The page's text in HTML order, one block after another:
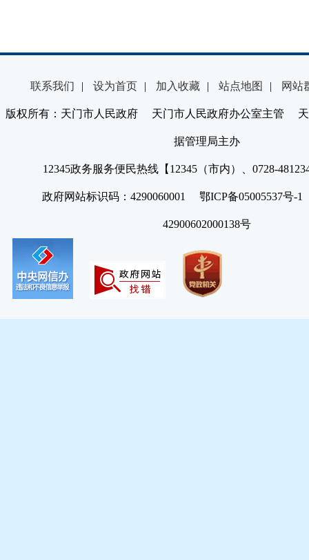
联系我们 | 设为首页 | 加入收藏 | 站点地图 | 网站
版权所有：天门市人民政府 天门市人民政府办公室主管 天
据管理局主办
12345政务服务便民热线【12345（市内）、0728-
政府网站标识码：4290060001 鄂ICP备05005537号
42900602000138号